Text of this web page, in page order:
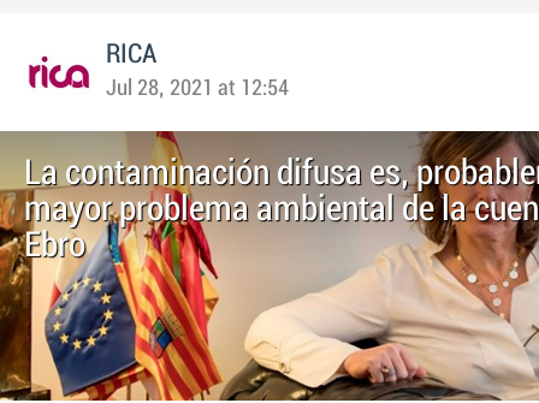
RICA
Jul 28, 2021 at 12:54
La contaminación difusa es,
mayor problema ambiental de la
Ebro